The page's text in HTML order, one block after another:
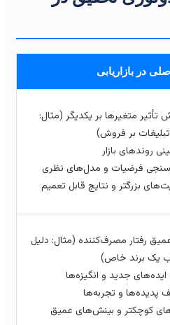
بازاریابی
متغیرها بر یکدیگر (مثال:
بر فروش)
بازار
فرضیات و مدل‌های نظری
و نتایج قابل تعمیم
مصرف‌کننده (مثال: دلیل
برند خاص)
جدید و انگیزه‌ها
و تجربه‌ها
و بینش‌های عمیق